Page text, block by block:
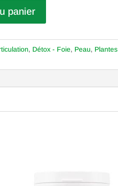
panier
, Détox - Foie, Peau, Plantes